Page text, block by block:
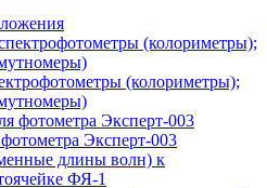
(колориметры);
Эксперт-003